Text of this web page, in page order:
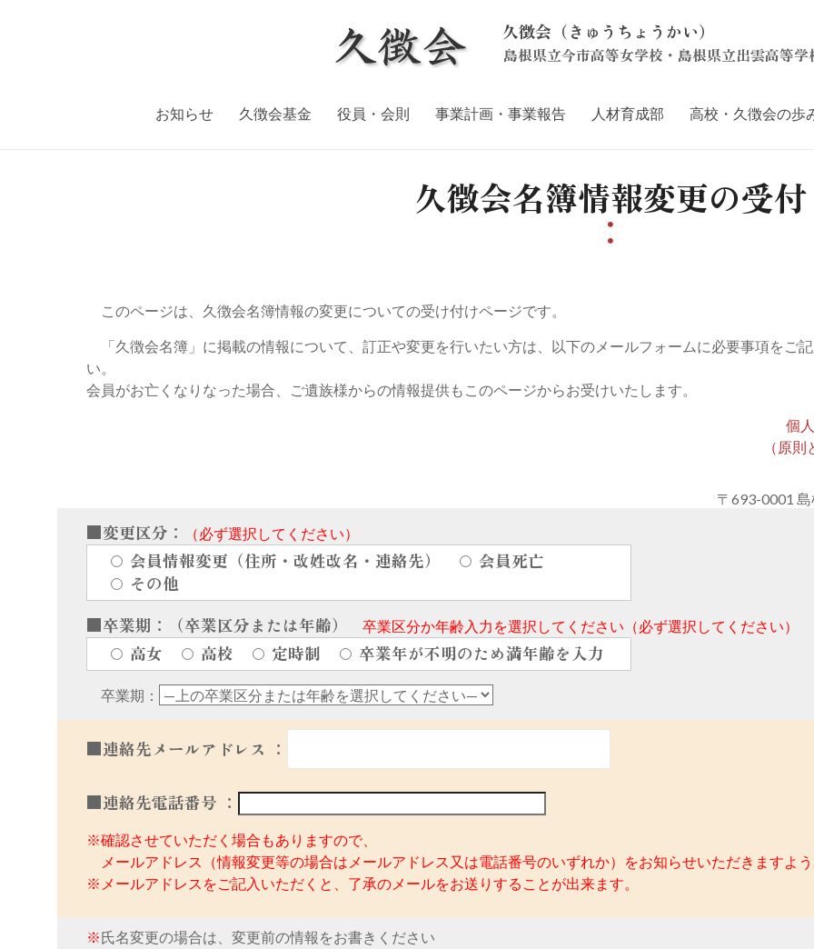
久徴会（きゅうちょうかい）
島根県立今市高等女学校・島根県立出雲高等学
お知らせ 久徴会基金 役員・会則 事業計画・事業報告 人材育成部 高校・久徴会の歩
久徴会名簿情報変更の受付
このページは、久徴会名簿情報の変更についての受け付けページです。
「久徴会名簿」に掲載の情報について、訂正や変更を行いたい方は、以下のメールフォームに必要事項をご
い。
会員がお亡くなりなった場合、ご遺族様からの情報提供もこのページからお受けいたします。
個
（原
〒693-0001
■変更区分： （必ず選択してください）
会員情報変更（住所・改姓改名・連絡先）
会員死亡
その他
■卒業期：（卒業区分または年齢）
卒業区分か年齢入力を選択してください（必ず選択してください）
高女 高校 定時制 卒業年が不明のため満年齢を入力
卒業期：
■連絡先メールアドレス ：
■連絡先電話番号 ：
※確認させていただく場合もありますので、
メールアドレス（情報変更等の場合はメールアドレス又は電話番号のいずれか）をお知らせいただきますよう
※メールアドレスをご記入いただくと、了承のメールをお送りすることが出来ます。
※氏名変更の場合は、変更前の情報をお書きください